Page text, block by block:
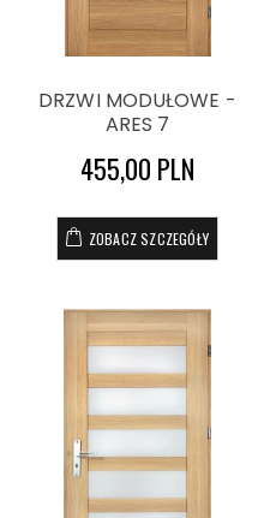
DRZWI MODUŁOWE -
ARES 7
455,00 PLN
ZOBACZ SZCZEGÓŁY